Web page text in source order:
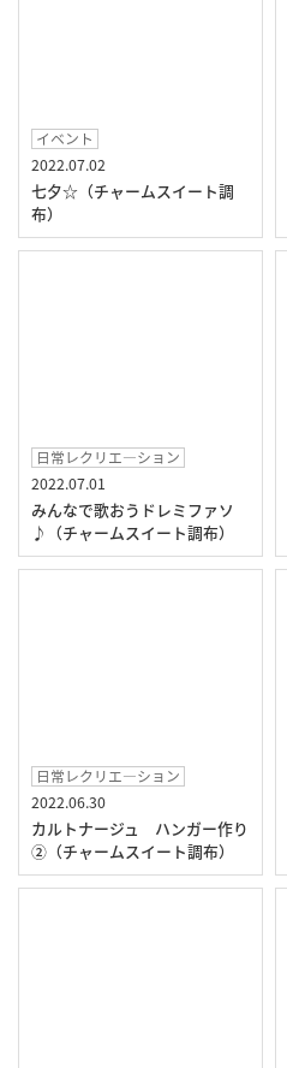
イベント
2022.07.02
七夕☆（チャームスイート調
布）
日常レクリエ―ション
2022.07.01
みんなで歌おうドレミファソ
♪（チャームスイート調布）
日常レクリエ―ション
2022.06.30
カルトナージュ ハンガー作り
②（チャームスイート調布）